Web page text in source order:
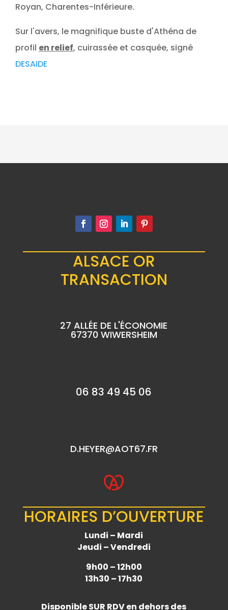
Royan, Charentes-Inférieure.
Sur l'avers, le magnifique buste d'Athéna de
profil en relief, cuirassée et casquée, signé
DESAIDE
ALSACE OR
TRANSACTION
27 ALLÉE DE L'ÉCONOMIE
67370 WIWERSHEIM
06 83 49 45 06
D.HEYER@AOT67.FR
HORAIRES D’OUVERTURE
Lundi – Mardi
Jeudi – Vendredi
9h00 – 12h00
13h30 – 17h30
DisponibleSUR RDVen dehors des